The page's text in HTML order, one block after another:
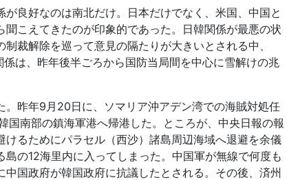
良好なのは南北だけ。日本だけでなく、米国、中国と
こえてきたのが印象的であった。日韓関係が最悪の状
裁解除を巡って意見の隔たりが大きいとされる中、
は、昨年後半ごろから国防当局間を中心に雪解けの兆
昨年9月20日に、ソマリア沖アデン湾での海賊対処任
南部の鎮海軍港へ帰港した。ところが、中央日報の報
るためにパラセル（西沙）諸島周辺海域へ退避を余儀
の12海里内に入ってしまった。中国軍が無線で何度も
国政府が韓国政府に抗議したとされる。その後、済州